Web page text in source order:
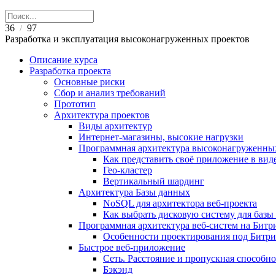
36 / 97
Разработка и эксплуатация высоконагруженных проектов
Описание курса
Разработка проекта
Основные риски
Сбор и анализ требований
Прототип
Архитектура проектов
Виды архитектур
Интернет-магазины, высокие нагрузки
Программная архитектура
Как представить своё приложение в
Гео-кластер
Вертикальный шардинг
Архитектура Базы данных
NoSQL для архитектора веб-проекта
Как выбрать дисковую систему для
Программная архитектура веб-систем на
Особенности проектирования под
Быстрое веб-приложение
Сеть. Расстояние и пропускная
Бэкэнд